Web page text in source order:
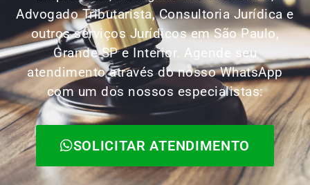
Advogado Tributarista, Consultoria Jurídica e
outros serviços Jurídicos em São Paulo,
Grande SP e Interior. Agende seu
atendimento através do nosso WhatsApp
com um dos nossos especialistas:
SOLICITAR ATENDIMENTO